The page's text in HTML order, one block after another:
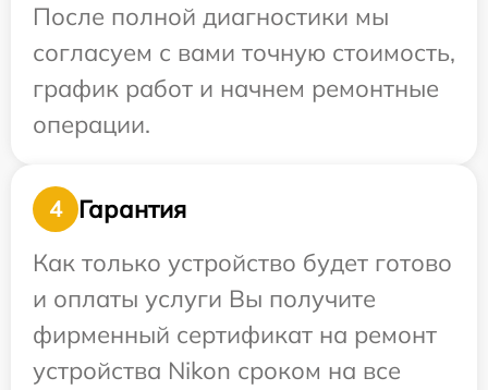
После полной диагностики мы
согласуем с вами точную стоимость,
график работ и начнем ремонтные
операции.
4
Гарантия
Как только устройство будет готово
и оплаты услуги Вы получите
фирменный сертификат на ремонт
устройства Nikon сроком на все